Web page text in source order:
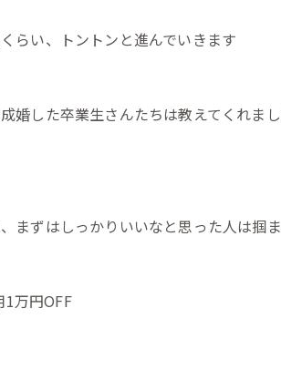
らい、トントンと進んでいきます
婚した卒業生さんたちは教えてくれま
まずはしっかりいいなと思った人は掴
万円OFF